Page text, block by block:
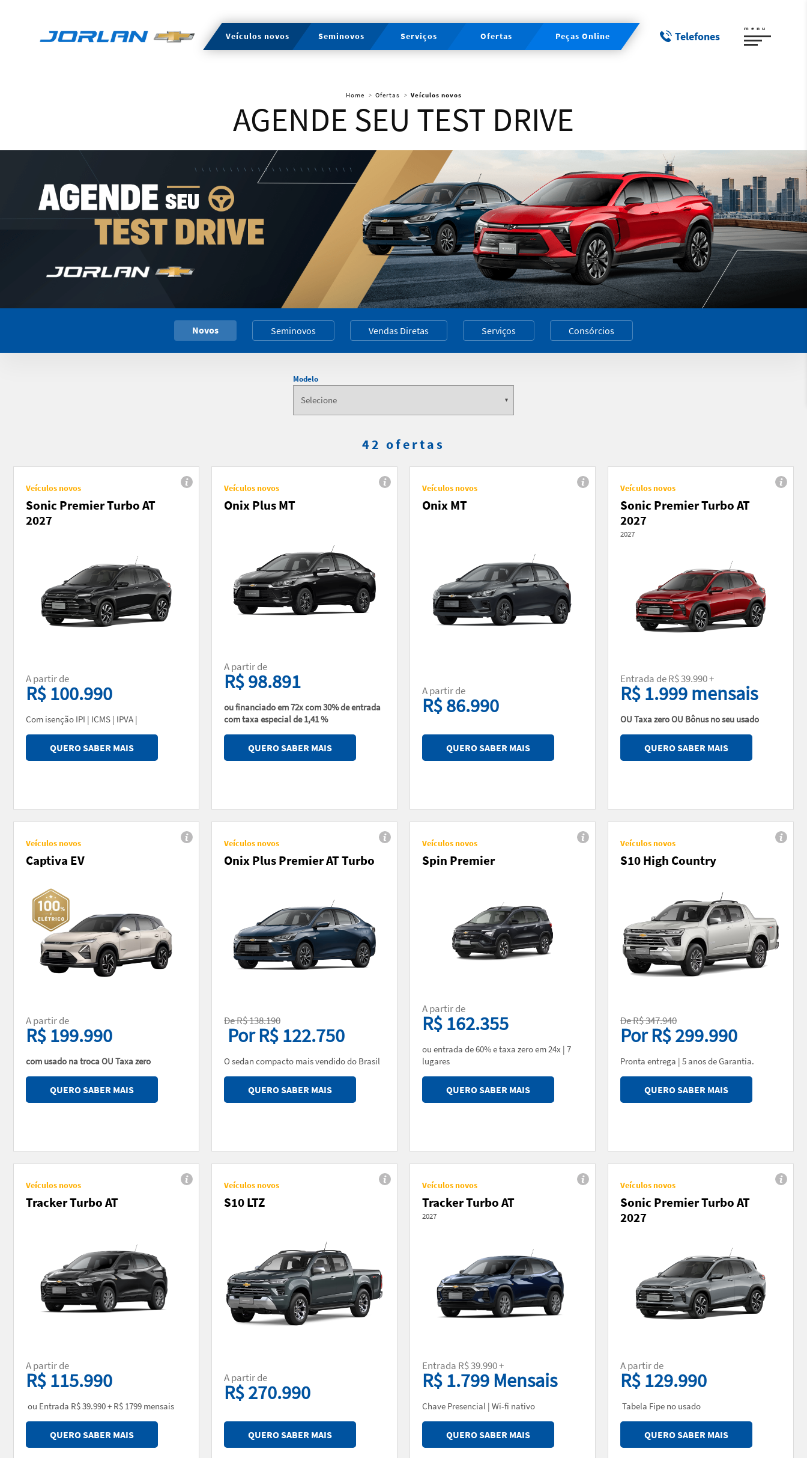
Veículos novos Seminovos Serviços Ofertas Peças Online Telefones
menu
Home Ofertas Veículos novos
AGENDE SEU TEST DRIVE
Novos Seminovos Vendas Diretas Serviços Consórcios
Modelo
42 ofertas
Veículos novos
Sonic Premier Turbo AT
2027
A partir de
R$ 100.990
Com isenção IPI | ICMS | IPVA |
QUERO SABER MAIS
Veículos novos
Onix Plus MT
A partir de
R$ 98.891
ou financiado em 72x com 30% de entrada
com taxa especial de 1,41 %
QUERO SABER MAIS
Veículos novos
Onix MT
A partir de
R$ 86.990
QUERO SABER MAIS
Veículos novos
Sonic Premier Turbo AT
2027
2027
Entrada de R$ 39.990 +
R$ 1.999 mensais
OU Taxa zero OU Bônus no seu usado
QUERO SABER MAIS
Veículos novos
Captiva EV
A partir de
R$ 199.990
com usado na troca OU Taxa zero
QUERO SABER MAIS
Veículos novos
Onix Plus Premier AT Turbo
De R$ 138.190
Por R$ 122.750
O sedan compacto mais vendido do Brasil
QUERO SABER MAIS
Veículos novos
Spin Premier
A partir de
R$ 162.355
ou entrada de 60% e taxa zero em 24x | 7
lugares
QUERO SABER MAIS
Veículos novos
S10 High Country
De R$ 347.940
Por R$ 299.990
Pronta entrega | 5 anos de Garantia.
QUERO SABER MAIS
Veículos novos
Tracker Turbo AT
A partir de
R$ 115.990
ou Entrada R$ 39.990 + R$ 1799 mensais
QUERO SABER MAIS
Veículos novos
S10 LTZ
A partir de
R$ 270.990
QUERO SABER MAIS
Veículos novos
Tracker Turbo AT
2027
Entrada R$ 39.990 +
R$ 1.799 Mensais
Chave Presencial | Wi-fi nativo
QUERO SABER MAIS
Veículos novos
Sonic Premier Turbo AT
2027
A partir de
R$ 129.990
Tabela Fipe no usado
QUERO SABER MAIS